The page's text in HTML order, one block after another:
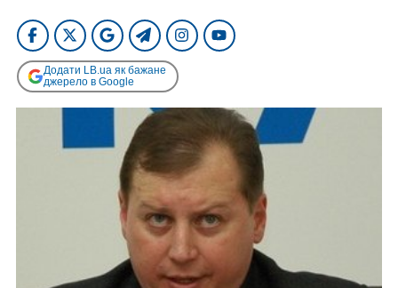
Додати LB.ua як бажане
джерело в Google